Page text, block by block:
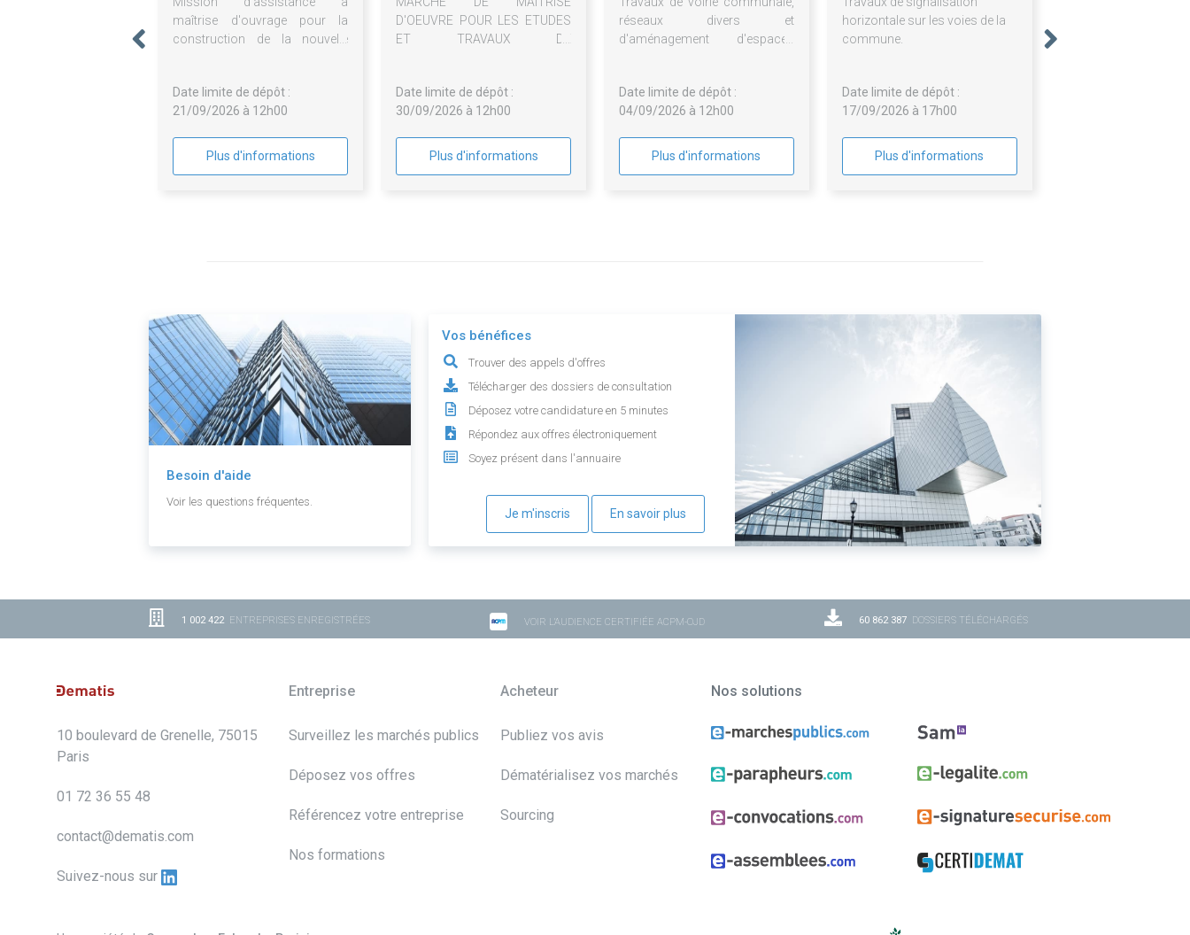
maîtrise d'ouvrage pour la
construction de la nouvelle
plouhinec (morbihan)
Date limite de dépôt :
21/09/2026 à 12h00
Plus d'informations
D'OEUVRE POUR LES ETUDES
ET TRAVAUX DE
ABORDS DE L'ECOLE C.
DESCARTES
Date limite de dépôt :
30/09/2026 à 12h00
Plus d'informations
réseaux divers et
d'aménagement d'espaces
Date limite de dépôt :
04/09/2026 à 12h00
Plus d'informations
horizontale sur les voies de la
commune.
Date limite de dépôt :
17/09/2026 à 17h00
Plus d'informations
Besoin d'aide
Voir les questions fréquentes.
Vos bénéfices
Trouver des appels d'offres
Télécharger des dossiers de consultation
Déposez votre candidature en 5 minutes
Répondez aux offres électroniquement
Soyez présent dans l'annuaire
Je m'inscris En savoir plus
1 002 422ENTREPRISES ENREGISTRÉES VOIR L'AUDIENCE CERTIFIÉE ACPM-OJD 60 862 387 DOSSIERS TÉLÉCHARGÉS
10 boulevard de Grenelle, 75015
Paris
01 72 36 55 48
contact@dematis.com
Suivez-nous sur
Entreprise
Surveillez les marchés publics
Déposez vos offres
Référencez votre entreprise
Nos formations
Acheteur
Publiez vos avis
Dématérialisez vos marchés
Sourcing
Nos solutions